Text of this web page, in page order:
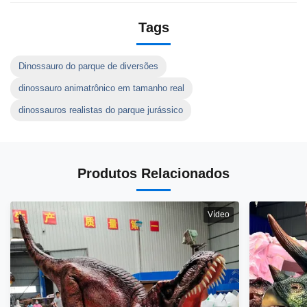
Tags
Dinossauro do parque de diversões
dinossauro animatrônico em tamanho real
dinossauros realistas do parque jurássico
Produtos Relacionados
Vídeo